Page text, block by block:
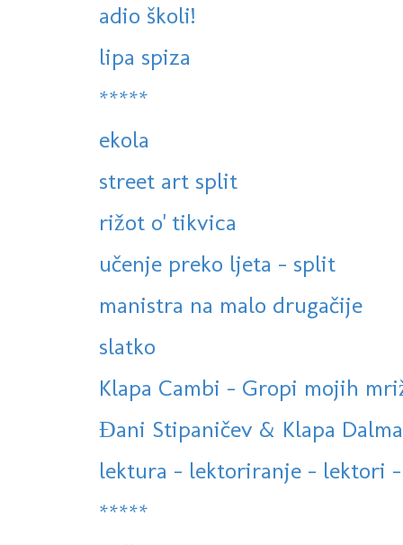
adio školi!
lipa spiza
*****
ekola
street art split
rižot o' tikvica
učenje preko ljeta - split
manistra na malo drugačije
slatko
Klapa Cambi - Gropi mojih
Đani Stipaničev & Klapa
lektura - lektoriranje - lektori
*****